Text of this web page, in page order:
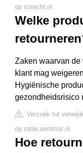
op ictrecht.nl
Welke
Zaken waarvan
klant mag
Hygiënische
gezondheidsrisico
Verzoek tot
op radar.avrotros.nl
Hoe